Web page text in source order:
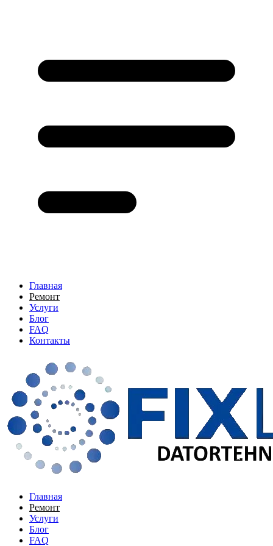
Главная
Ремонт
Услуги
Блог
FAQ
Контакты
Главная
Ремонт
Услуги
Блог
FAQ